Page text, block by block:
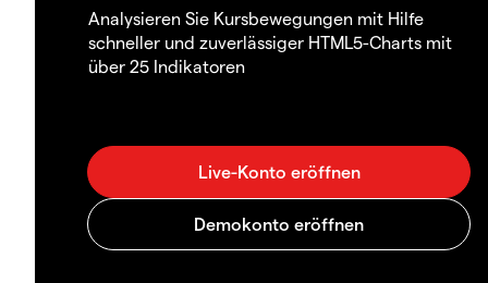
Analysieren Sie Kursbewegungen mit Hilfe
schneller und zuverlässiger HTML5-Charts mit
über 25 Indikatoren